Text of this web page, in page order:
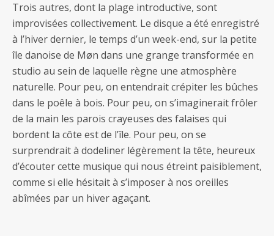
Trois autres, dont la plage introductive, sont
improvisées collectivement. Le disque a été enregistré
à l’hiver dernier, le temps d’un week-end, sur la petite
île danoise de Møn dans une grange transformée en
studio au sein de laquelle règne une atmosphère
naturelle. Pour peu, on entendrait crépiter les bûches
dans le poêle à bois. Pour peu, on s’imaginerait frôler
de la main les parois crayeuses des falaises qui
bordent la côte est de l’île. Pour peu, on se
surprendrait à dodeliner légèrement la tête, heureux
d’écouter cette musique qui nous étreint paisiblement,
comme si elle hésitait à s’imposer à nos oreilles
abîmées par un hiver agaçant.